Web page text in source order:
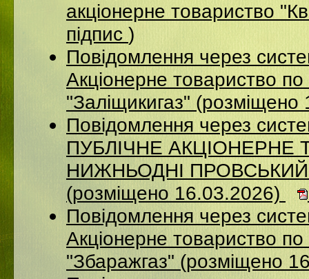
акціонерне товариство
підпис )
Повідомлення через
Акціонерне товариство по
"Заліщикигаз"
Повідомлення через
ПУБЛІЧНЕ АКЦІОНЕРНЕ
НИЖНЬОДНІ
(розміщено 16.03.2026)
Повідомлення через
Акцiонерне товариство по
"Збаражгаз" (розміщено